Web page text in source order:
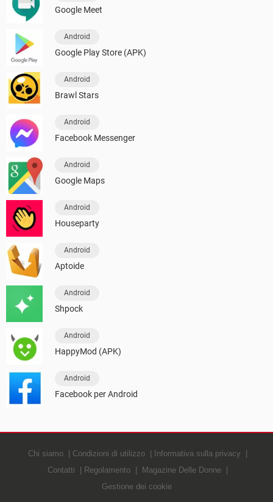
Google Meet
Android
Google Play Store (APK)
Android
Brawl Stars
Android
Facebook Messenger
Android
Google Maps
Android
Houseparty
Android
Aptoide
Android
Shpock
Android
HappyMod (APK)
Android
Facebook per Android
Chi siamo Condizioni di utilizzo
Informativa sulla privacy
Contatti
Regolamento
Magazine Delle Donne
Gestione dei cookie